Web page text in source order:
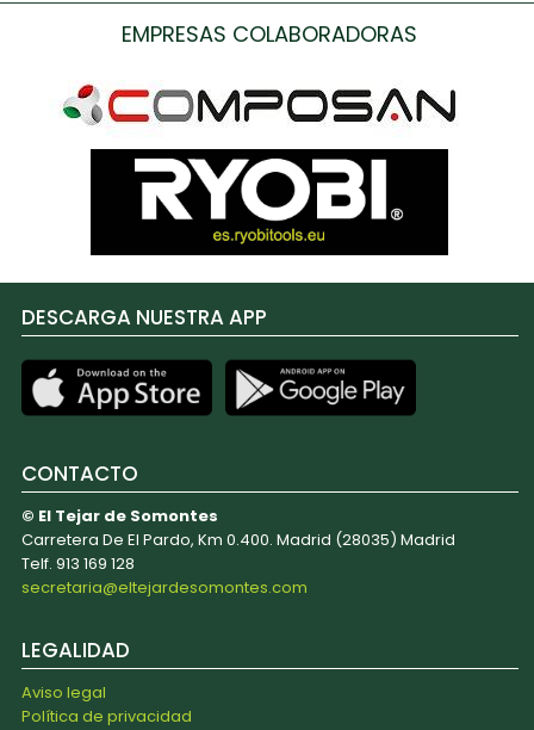
EMPRESAS COLABORADORAS
DESCARGA NUESTRA APP
CONTACTO
© El Tejar de Somontes
Carretera De El Pardo, Km 0.400. Madrid (28035) Madrid
Telf. 913 169 128
secretaria@eltejardesomontes.com
LEGALIDAD
Aviso legal
Política de privacidad